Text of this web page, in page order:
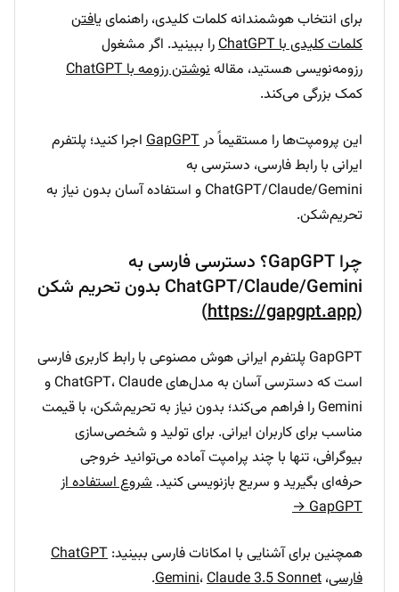
برای انتخاب هوشمندانه کلمات کلیدی، راهنماییافتن
کلمات کلیدی با ChatGPT
را ببینید. اگر مشغول
رزومه‌نویسی هستید، مقالهنوشتن رزومه با ChatGPT
کمک بزرگی می‌کند.
این پرومپت‌ها را مستقیماً درGapGPT اجرا کنید؛ پلتفرم
ایرانی با رابط فارسی، دسترسی به
ChatGPT/Claude/Gemini و استفاده آسان بدون نیاز به
تحریم‌شکن.
چرا GapGPT؟ دسترسی فارسی به
ChatGPT/Claude/Gemini بدون تحریم شکن
(
https://gapgpt.app
)
GapGPT پلتفرم ایرانی هوش مصنوعی با رابط کاربری فارسی
است که دسترسی آسان به مدل‌های ChatGPT، Claude و
Gemini را فراهم می‌کند؛ بدون نیاز به تحریم‌شکن، با قیمت
مناسب برای کاربران ایرانی. برای تولید و شخصی‌سازی
بیوگرافی، تنها با چند پرامپت آماده می‌توانید خروجی
حرفه‌ای بگیرید و سریع بازنویسی کنید. شروع استفاده از
GapGPT →
همچنین برای آشنایی با امکانات فارسی ببینید: ChatGPT
فارسی، Gemini،Claude 3.5 Sonnet
.